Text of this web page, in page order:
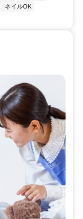
ネイルOK